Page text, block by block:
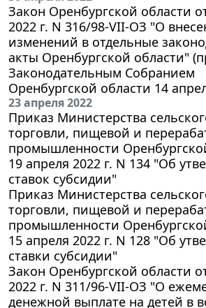
Закон Оренбургской области
2022 г. N 316/98-VII-ОЗ "О
изменений в отдельные
акты Оренбургской области"
Законодательным Собранием
Оренбургской области 14
23 апреля 2022
Приказ Министерства
торговли, пищевой и
промышленности
19 апреля 2022 г. N 134 "Об
ставок субсидии"
Приказ Министерства
торговли, пищевой и
промышленности
15 апреля 2022 г. N 128 "Об
ставки субсидии"
Закон Оренбургской области
2022 г. N 311/96-VII-ОЗ "О
денежной выплате на детей в